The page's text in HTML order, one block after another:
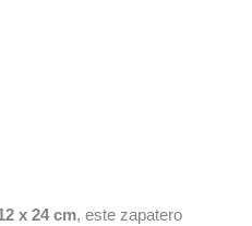
x 24 cm, este zapatero